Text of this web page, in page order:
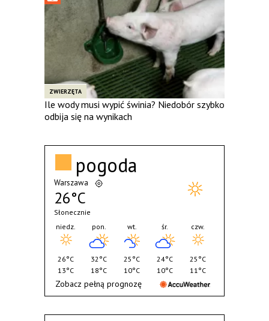
ZWIERZĘTA
Ile wody musi wypić świnia? Niedobór szybko
odbija się na wynikach
pogoda
Warszawa
26°C
Słonecznie
niedz.
26°C
13°C
pon.
32°C
18°C
wt.
25°C
10°C
śr.
24°C
10°C
czw.
25°C
11°C
Zobacz pełną prognozę